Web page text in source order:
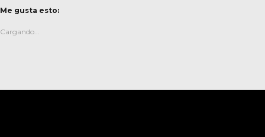
Me gusta esto:
Cargando...